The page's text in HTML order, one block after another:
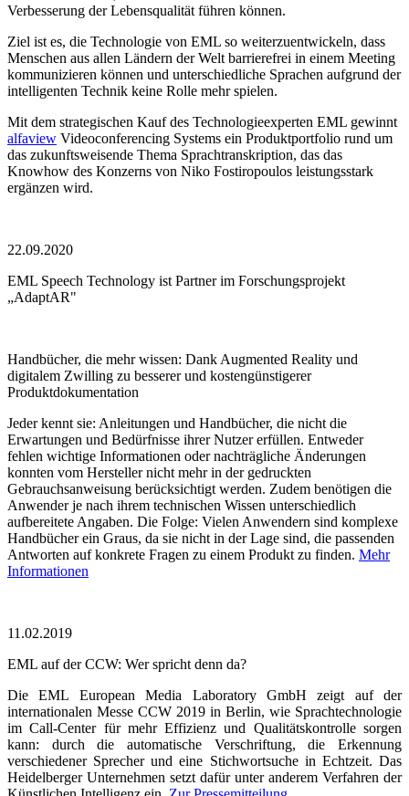
Verbesserung der Lebensqualität führen können.
Ziel ist es, die Technologie von EML so weiterzuentwickeln, dass
Menschen aus allen Ländern der Welt barrierefrei in einem Meeting
kommunizieren können und unterschiedliche Sprachen aufgrund der
intelligenten Technik keine Rolle mehr spielen.
Mit dem strategischen Kauf des Technologieexperten EML gewinnt
alfaview Videoconferencing Systems ein Produktportfolio rund um
das zukunftsweisende Thema Sprachtranskription, das das
Knowhow des Konzerns von Niko Fostiropoulos leistungsstark
ergänzen wird.
22.09.2020
EML Speech Technology ist Partner im Forschungsprojekt
„AdaptAR"
Handbücher, die mehr wissen: Dank Augmented Reality und
digitalem Zwilling zu besserer und kostengünstigerer
Produktdokumentation
Jeder kennt sie: Anleitungen und Handbücher, die nicht die
Erwartungen und Bedürfnisse ihrer Nutzer erfüllen. Entweder
fehlen wichtige Informationen oder nachträgliche Änderungen
konnten vom Hersteller nicht mehr in der gedruckten
Gebrauchsanweisung berücksichtigt werden. Zudem benötigen die
Anwender je nach ihrem technischen Wissen unterschiedlich
aufbereitete Angaben. Die Folge: Vielen Anwendern sind komplexe
Handbücher ein Graus, da sie nicht in der Lage sind, die passenden
Antworten auf konkrete Fragen zu einem Produkt zu finden. Mehr
Informationen
11.02.2019
EML auf der CCW: Wer spricht denn da?
Die EML European Media Laboratory GmbH zeigt auf der
internationalen Messe CCW 2019 in Berlin, wie Sprachtechnologie
im Call-Center für mehr Effizienz und Qualitätskontrolle sorgen
kann: durch die automatische Verschriftung, die Erkennung
verschiedener Sprecher und eine Stichwortsuche in Echtzeit. Das
Heidelberger Unternehmen setzt dafür unter anderem Verfahren der